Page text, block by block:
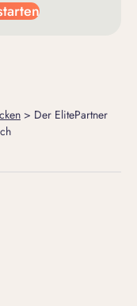
> Der ElitePartner